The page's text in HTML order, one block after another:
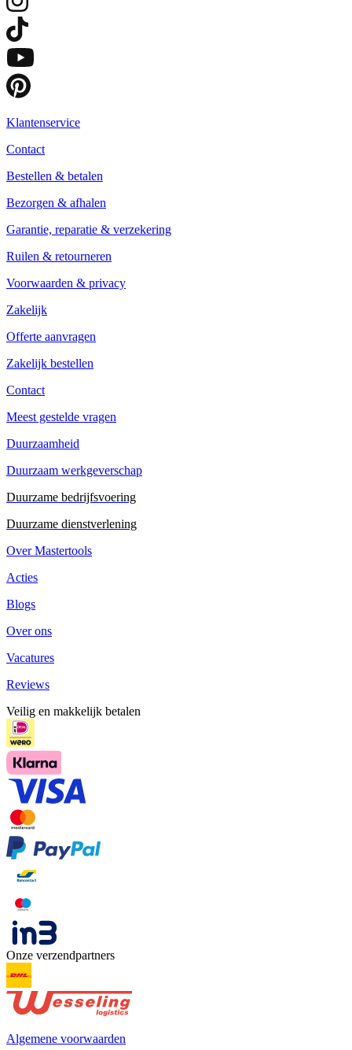
Klantenservice
Contact
Bestellen & betalen
Bezorgen & afhalen
Garantie, reparatie & verzekering
Ruilen & retourneren
Voorwaarden & privacy
Zakelijk
Offerte aanvragen
Zakelijk bestellen
Contact
Meest gestelde vragen
Duurzaamheid
Duurzaam werkgeverschap
Duurzame bedrijfsvoering
Duurzame dienstverlening
Over Mastertools
Acties
Blogs
Over ons
Vacatures
Reviews
Veilig en makkelijk betalen
Onze verzendpartners
Algemene voorwaarden